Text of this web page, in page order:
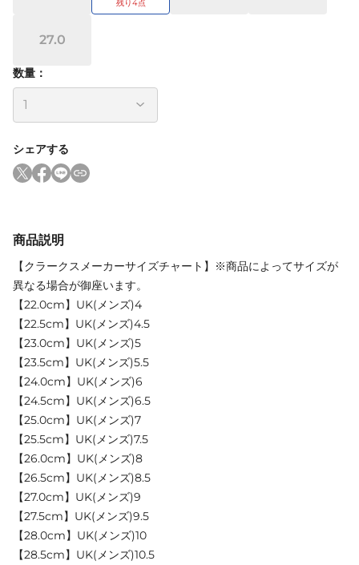
27.0
数量：
シェアする
商品説明
【クラークスメーカーサイズチャート】※商品によってサイズが
異なる場合が御座います。
【22.0cm】UK(メンズ)4
【22.5cm】UK(メンズ)4.5
【23.0cm】UK(メンズ)5
【23.5cm】UK(メンズ)5.5
【24.0cm】UK(メンズ)6
【24.5cm】UK(メンズ)6.5
【25.0cm】UK(メンズ)7
【25.5cm】UK(メンズ)7.5
【26.0cm】UK(メンズ)8
【26.5cm】UK(メンズ)8.5
【27.0cm】UK(メンズ)9
【27.5cm】UK(メンズ)9.5
【28.0cm】UK(メンズ)10
【28.5cm】UK(メンズ)10.5